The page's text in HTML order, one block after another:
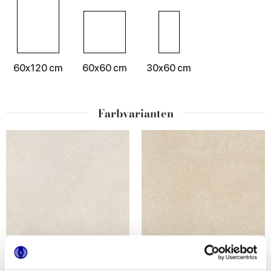
60x120 cm 60x60 cm 30x60 cm
Farbvarianten
LITHORA BEIGE